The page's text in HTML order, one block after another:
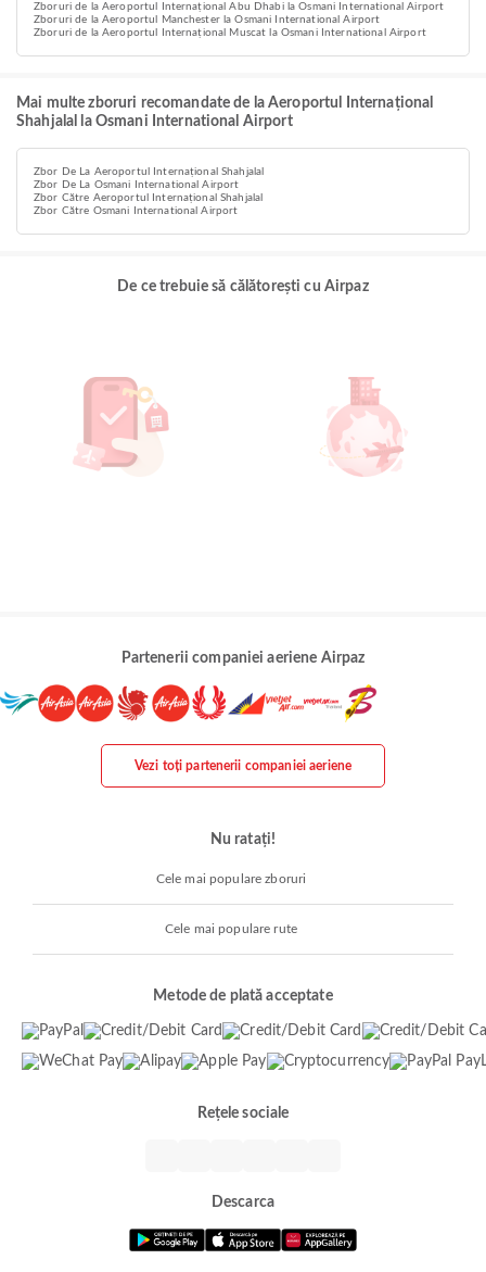
Zboruri de la Aeroportul Internațional Abu Dhabi la Osmani International Airport
Zboruri de la Aeroportul Manchester la Osmani International Airport
Zboruri de la Aeroportul Internațional Muscat la Osmani International Airport
Mai multe zboruri recomandate de la Aeroportul Internațional
Shahjalal la Osmani International Airport
Zbor De La Aeroportul Internațional Shahjalal
Zbor De La Osmani International Airport
Zbor Către Aeroportul Internațional Shahjalal
Zbor Către Osmani International Airport
De ce trebuie să călătorești cu Airpaz
Partenerii companiei aeriene Airpaz
Vezi toți partenerii companiei aeriene
Nu ratați!
Cele mai populare zboruri
Cele mai populare rute
Metode de plată acceptate
Rețele sociale
Descarca